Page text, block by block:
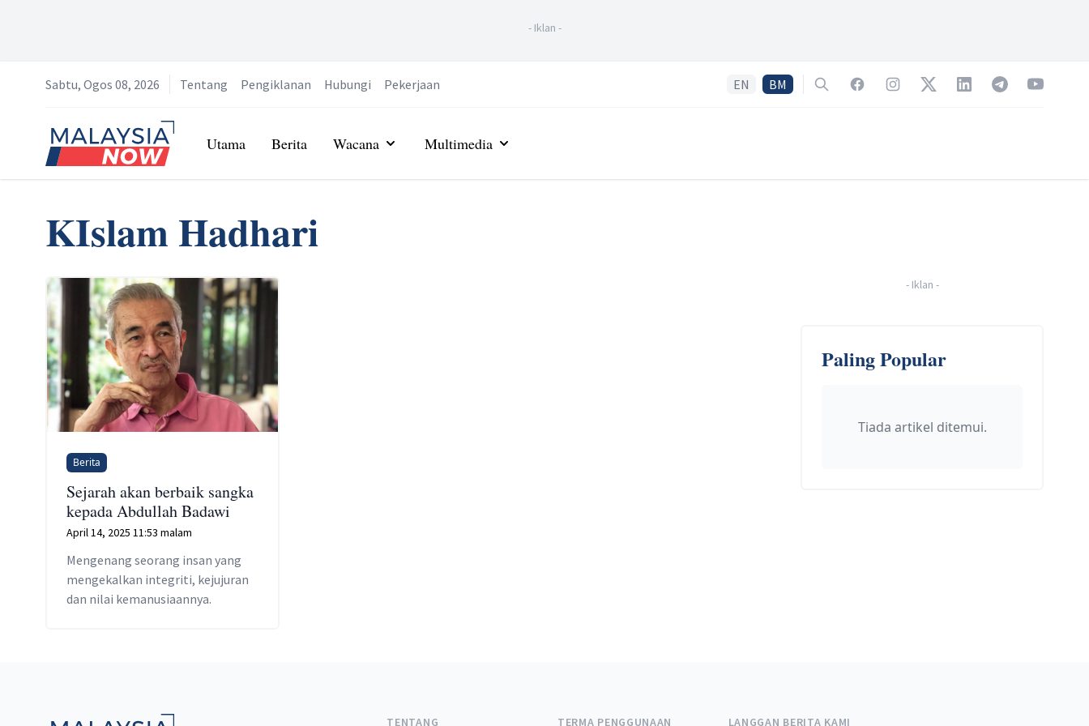
- Iklan -
Sabtu, Ogos 08, 2026 Tentang Pengiklanan Hubungi Pekerjaan EN BM SearchFacebookInstagramTwitterLinkedInTelegramYouTube
Home
Utama Berita Wacana Multimedia
KIslam Hadhari
Berita
Sejarah akan berbaik sangka
kepada Abdullah Badawi
April 14, 2025 11:53 malam
Mengenang seorang insan yang
mengekalkan integriti, kejujuran
dan nilai kemanusiaannya.
- Iklan -
Paling Popular
Tiada artikel ditemui.
TENTANG TERMA PENGGUNAAN LANGGAN BERITA KAMI